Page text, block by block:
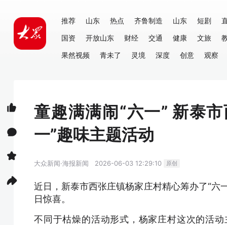
推荐 山东 热点 齐鲁制造 山东 短剧
国资
开放山东 财经 交通 健康 文旅
果然视频
青未了 灵境 深度 创意 观察
童趣满满闹“六一” 新泰
一”趣味主题活动
大众新闻·海报新闻 2026-06-03 12:29:10 原创
近日，新泰市西张庄镇杨家庄村精心筹办了“六
日惊喜。
不同于枯燥的活动形式，杨家庄村这次的活